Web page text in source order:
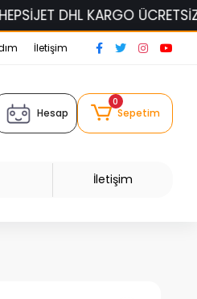
KARGO ÜCRETSİZ!
İletişim
Hesap
0
Sepetim
İletişim